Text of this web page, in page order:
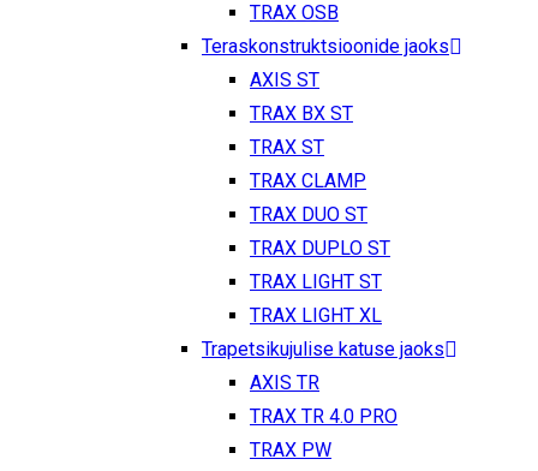
TRAX OSB
Teraskonstruktsioonide jaoks
AXIS ST
TRAX BX ST
TRAX ST
TRAX CLAMP
TRAX DUO ST
TRAX DUPLO ST
TRAX LIGHT ST
TRAX LIGHT XL
Trapetsikujulise katuse jaoks
AXIS TR
TRAX TR 4.0 PRO
TRAX PW